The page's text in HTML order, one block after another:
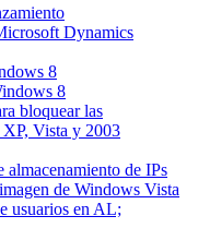
Dynamics
8
8
bloquear las
Vista y 2003
de IPs
de Windows Vista
usuarios en AL;